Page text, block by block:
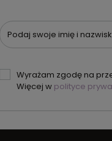
Podaj swoje imię i
Wyrażam zgodę na
Więcej w polityce